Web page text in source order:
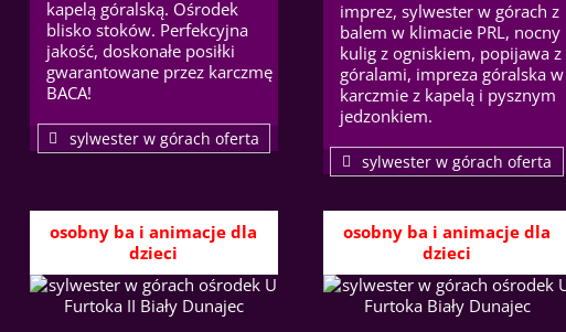
kapelą góralską. Ośrodek
blisko stoków. Perfekcyjna
jakość, doskonałe posiłki
gwarantowane przez karczmę
BACA!
sylwester w górach oferta
imprez, sylwester w górach z
balem w klimacie PRL, nocny
kulig z ogniskiem, popijawa z
góralami, impreza góralska w
karczmie z kapelą i pysznym
jedzonkiem.
sylwester w górach oferta
osobny ba i animacje dla
dzieci
osobny ba i animacje dla
dzieci